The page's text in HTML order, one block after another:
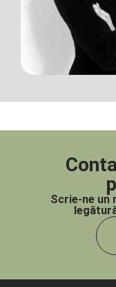
Scrie-ne un